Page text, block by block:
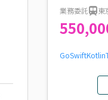
業務委託 東
GoSwiftKotlin